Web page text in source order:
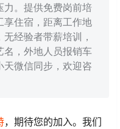
力。提供免费岗前培
享住宿，距离工作地
经验者带薪培训，
名，外地人员报销车
天微信同步，欢迎咨
，期待您的加入。我们